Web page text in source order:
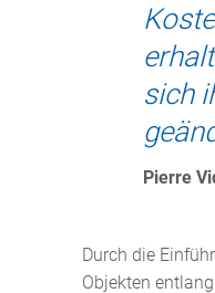
sich
Pierre
Durch die
Objekten